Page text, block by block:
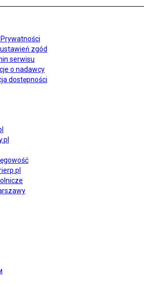
zgód
serwisu
o nadawcy
dostępności